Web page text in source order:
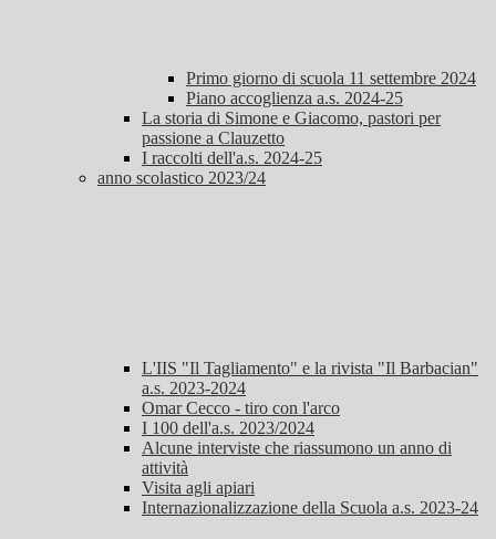
Primo giorno di scuola 11 settembre 2024
Piano accoglienza a.s. 2024-25
La storia di Simone e Giacomo, pastori per
passione a Clauzetto
I raccolti dell'a.s. 2024-25
anno scolastico 2023/24
L'IIS "Il Tagliamento" e la rivista "Il Barbacian"
a.s. 2023-2024
Omar Cecco - tiro con l'arco
I 100 dell'a.s. 2023/2024
Alcune interviste che riassumono un anno di
attività
Visita agli apiari
Internazionalizzazione della Scuola a.s. 2023-24